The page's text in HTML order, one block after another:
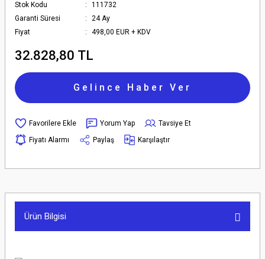
Stok Kodu
111732
Garanti Süresi
24 Ay
Fiyat
498,00 EUR + KDV
32.828,80 TL
Gelince Haber Ver
Yorum Yap
Tavsiye Et
Fiyatı Alarmı
Paylaş Karşılaştır
Ürün Bilgisi